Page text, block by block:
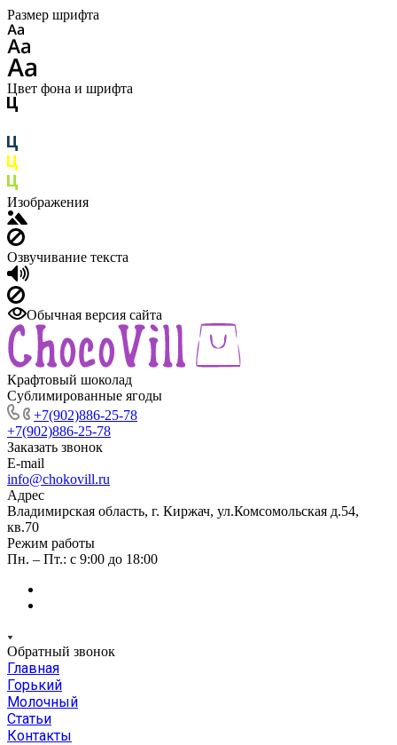
Размер шрифта
Цвет фона и шрифта
Изображения
Озвучивание текста
Обычная версия сайта
Крафтовый шоколад
Сублимированные ягоды
+7(902)886-25-78
+7(902)886-25-78
Заказать звонок
E-mail
info@chokovill.ru
Адрес
Владимирская область, г. Киржач, ул.Комсомольская д.54,
кв.70
Режим работы
Пн. – Пт.: с 9:00 до 18:00
Обратный звонок
Главная
Горький
Молочный
Статьи
Контакты